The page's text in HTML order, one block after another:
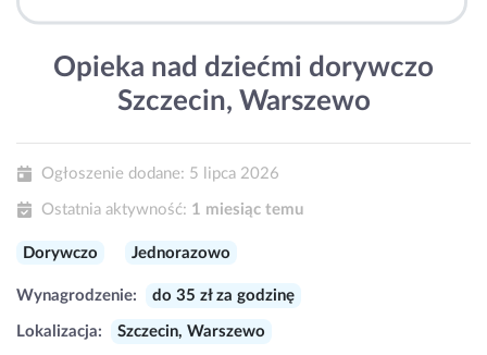
Opieka nad dziećmi dorywczo
Szczecin, Warszewo
Ogłoszenie dodane: 5 lipca 2026
Ostatnia aktywność: 1 miesiąc temu
Dorywczo Jednorazowo
Wynagrodzenie: do 35 zł za godzinę
Lokalizacja: Szczecin, Warszewo